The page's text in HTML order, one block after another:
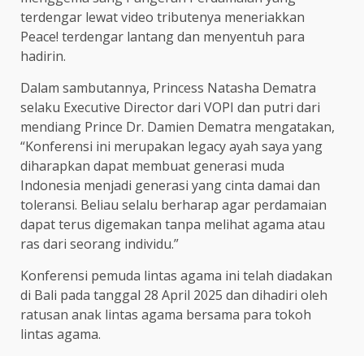
terdengar lewat video tributenya meneriakkan
Peace! terdengar lantang dan menyentuh para
hadirin.
Dalam sambutannya, Princess Natasha Dematra
selaku Executive Director dari VOPI dan putri dari
mendiang Prince Dr. Damien Dematra mengatakan,
“Konferensi ini merupakan legacy ayah saya yang
diharapkan dapat membuat generasi muda
Indonesia menjadi generasi yang cinta damai dan
toleransi. Beliau selalu berharap agar perdamaian
dapat terus digemakan tanpa melihat agama atau
ras dari seorang individu.”
Konferensi pemuda lintas agama ini telah diadakan
di Bali pada tanggal 28 April 2025 dan dihadiri oleh
ratusan anak lintas agama bersama para tokoh
lintas agama.